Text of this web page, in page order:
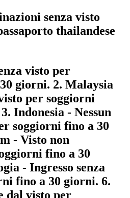
senza visto
thailandese
visto per
giorni. 2. Malaysia
per soggiorni
Indonesia - Nessun
soggiorni fino a 30
- Visto non
fino a 30
- Ingresso senza
fino a 30 giorni. 6.
dal visto per